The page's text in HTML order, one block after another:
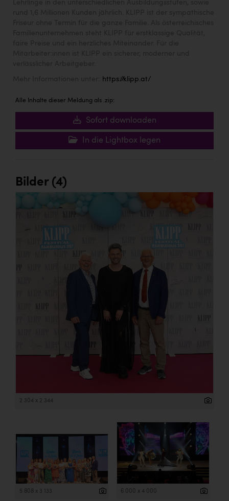
https://klipp.at/
Alle Inhalte dieser Meldung als .zip:
Sofort downloaden
In die Lightbox legen
Bilder (4)
2 304 x 2 344
5 808 x 3 133 6 000 x 4 000